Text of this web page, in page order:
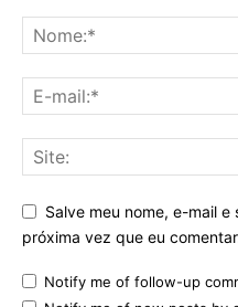
Salve meu nome, e-mail
próxima vez que eu
Notify me of follow-up